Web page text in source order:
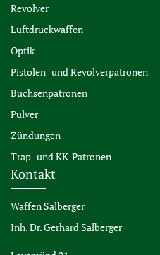
Revolver
Luftdruckwaffen
Optik
Pistolen- und Revolverpatronen
Büchsenpatronen
Pulver
Zündungen
Trap- und KK-Patronen
Kontakt
Waffen Salberger
Inh. Dr. Gerhard Salberger